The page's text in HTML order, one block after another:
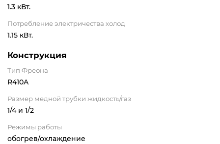
1.3 кВт.
Потребление электричества холод
1.15 кВт.
Конструкция
Тип Фреона
R410A
Размер медной трубки жидкость/газ
1/4 и 1/2
Режимы работы
обогрев/охлаждение